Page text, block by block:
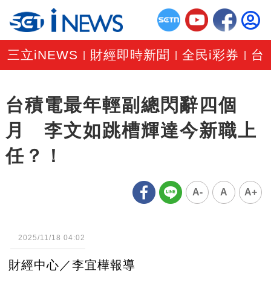
三立iNEWS 財經即時新聞 |全民i彩券 台
台積電最年輕副總閃辭四個
月 李文如跳槽輝達今新職上
任？！
A- A A+
2025/11/18 04:02
財經中心／李宜樺報導